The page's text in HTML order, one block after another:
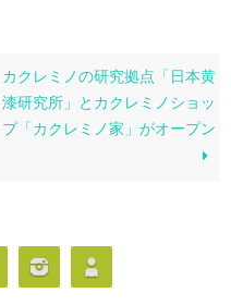
カクレミノの研究拠点「日本黄
漆研究所」とカクレミノショッ
プ「カクレミノ家」がオープン